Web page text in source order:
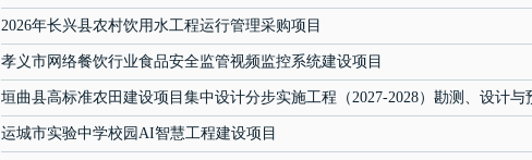
2026年长兴县农村饮用水工程运行管理采购项目
孝义市网络餐饮行业食品安全监管视频监控系统建设项目
垣曲县高标准农田建设项目集中设计分步实施工程（2027-2028）勘测、设计与
运城市实验中学校园AI智慧工程建设项目